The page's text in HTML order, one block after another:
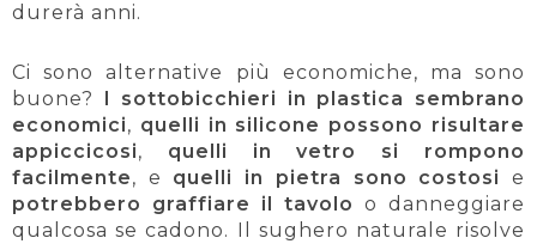
durerà anni.
Ci sono alternative più economiche, ma sono
buone?
I sottobicchieri in plastica sembrano
economici, quelli in silicone possono risultare
appiccicosi, quelli in vetro si rompono
facilmente, e quelli in pietra sono costosi
e
potrebbero graffiare il tavolo o danneggiare
qualcosa se cadono. Il sughero naturale risolve